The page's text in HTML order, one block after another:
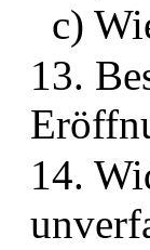
c)
13.
14.